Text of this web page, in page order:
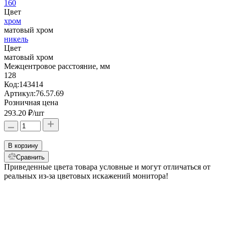
160
Цвет
хром
матовый хром
никель
Цвет
матовый хром
Межцентровое расстояние, мм
128
Код:143414
Артикул:76.57.69
Розничная цена
293.20 ₽/шт
В корзину
Сравнить
Приведенные цвета товара условные и могут отличаться от
реальных из-за цветовых искажений монитора!